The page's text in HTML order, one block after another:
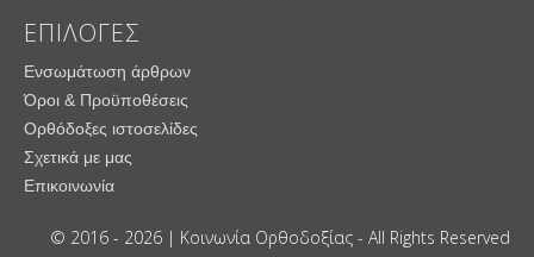
ΕΠΙΛΟΓΕΣ
Ενσωμάτωση άρθρων
Όροι & Προϋποθέσεις
Ορθόδοξες ιστοσελίδες
Σχετικά με μας
Επικοινωνία
© 2016 - 2026 | Κοινωνία Ορθοδοξίας - All Rights Reserved